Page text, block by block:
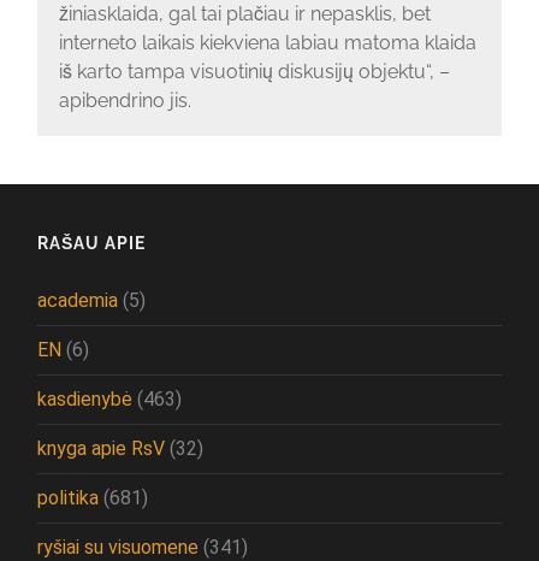
žiniasklaida, gal tai plačiau ir nepasklis, bet
interneto laikais kiekviena labiau matoma klaida
iš karto tampa visuotinių diskusijų objektu“, –
apibendrino jis.
RAŠAU APIE
academia (5)
EN (6)
kasdienybė (463)
knyga apie RsV (32)
politika (681)
ryšiai su visuomene (341)